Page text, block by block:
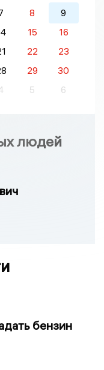
8
9
15
16
22
23
29
30
5 6
людей
бензин